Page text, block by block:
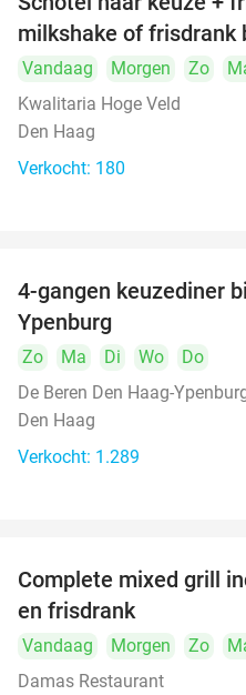
milkshake of frisdrank
Vandaag Morgen Zo
Kwalitaria Hoge Veld
Den Haag
Verkocht: 180
4-gangen keuzediner
Ypenburg
Zo Ma Di Wo
Do
De Beren Den Haag-
Den Haag
Verkocht: 1.289
Complete mixed grill
en frisdrank
Vandaag Morgen Zo
Damas Restaurant